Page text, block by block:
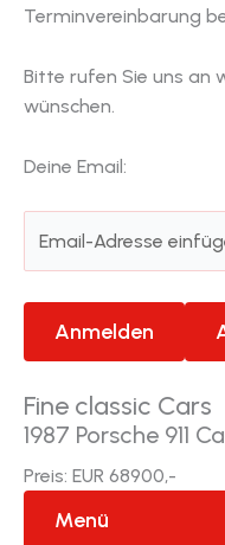
Terminvereinbarung
Bitte rufen Sie uns an
wünschen.
Deine Email:
Fine classic Cars
1987 Porsche 911
Preis: EUR 68900,-
Menü